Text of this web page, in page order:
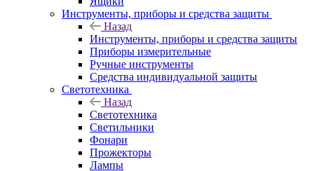
Инструменты, приборы и средства защиты
Назад
Инструменты, приборы и средства защиты
Приборы измерительные
Ручные инструменты
Средства индивидуальной защиты
Светотехника
Назад
Светотехника
Светильники
Фонари
Прожекторы
Лампы